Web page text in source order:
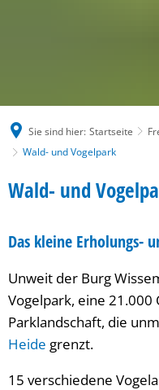
Sie sind hier: Startseite
Wald- und Vogelpark
Wald-
Vogelpark
Wald- und
Das kleine Erholungs-
Unweit der Burg
Vogelpark, eine
Parklandschaft, die
Heide grenzt.
15 verschiedene